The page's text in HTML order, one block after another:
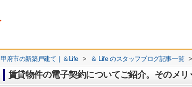
甲府市の新築戸建て｜＆Life > ＆ Life のスタッフブログ記事一覧 >
賃貸物件の電子契約についてご紹介。そのメリ